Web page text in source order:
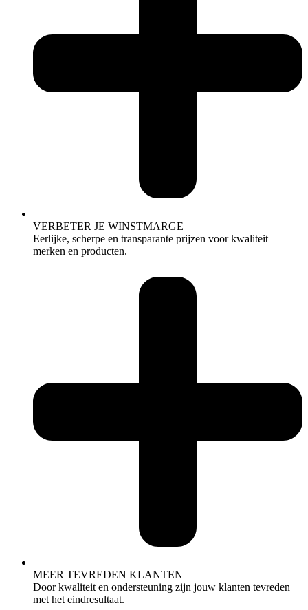
VERBETER JE WINSTMARGE
Eerlijke, scherpe en transparante prijzen voor kwaliteit
merken en producten.
MEER TEVREDEN KLANTEN
Door kwaliteit en ondersteuning zijn jouw klanten tevreden
met het eindresultaat.